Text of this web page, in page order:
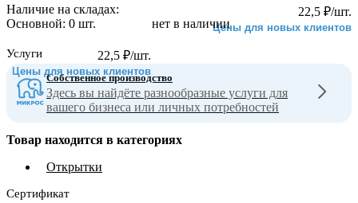
22,5 ₽/шт.
Цены для новых клиентов
нет в наличии
22,5 ₽/шт.
Цены для новых клиентов
Наличие на складах:
Основной: 0 шт.
Услуги
Собственное производство
Здесь вы найдёте разнообразные услуги для
вашего бизнеса или личных потребностей
Товар находится в категориях
Открытки
Сертификат